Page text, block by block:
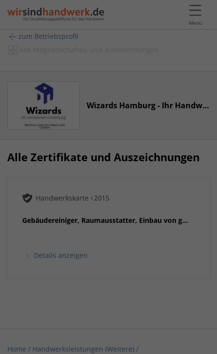
Menü
zum Betriebsprofil
Alle Mitgliedschaften und Auszeichnungen
Wizards Hamburg - Ihr Handwerkerservice
Alle Zertifikate und Auszeichnungen
Handwerkskarte 2015
Gebäudereiniger, Raumausstatter, Einbau von g...
Details anzeigen
Home / Handwerksleistungen (Weitere) /